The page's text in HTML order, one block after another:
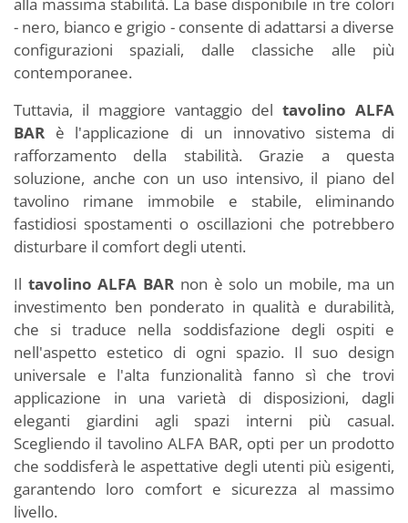
- nero, bianco e grigio - consente di adattarsi a diverse
configurazioni spaziali, dalle classiche alle più
contemporanee.
Tuttavia, il maggiore vantaggio del tavolino ALFA
BAR è l'applicazione di un innovativo sistema di
rafforzamento della stabilità. Grazie a questa
soluzione, anche con un uso intensivo, il piano del
tavolino rimane immobile e stabile, eliminando
fastidiosi spostamenti o oscillazioni che potrebbero
disturbare il comfort degli utenti.
Il tavolino ALFA BAR non è solo un mobile, ma un
investimento ben ponderato in qualità e durabilità,
che si traduce nella soddisfazione degli ospiti e
nell'aspetto estetico di ogni spazio. Il suo design
universale e l'alta funzionalità fanno sì che trovi
applicazione in una varietà di disposizioni, dagli
eleganti giardini agli spazi interni più casual.
Scegliendo il tavolino ALFA BAR, opti per un prodotto
che soddisferà le aspettative degli utenti più esigenti,
garantendo loro comfort e sicurezza al massimo
livello.